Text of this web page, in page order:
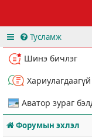
Тусламж
Шинэ бичлэг
Аватор зураг
Форумын эхлэл